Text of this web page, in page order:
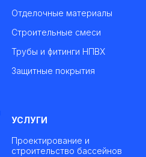
Отделочные материалы
Строительные смеси
Трубы и фитинги НПВХ
Защитные покрытия
УСЛУГИ
Проектирование и
строительство бассейнов